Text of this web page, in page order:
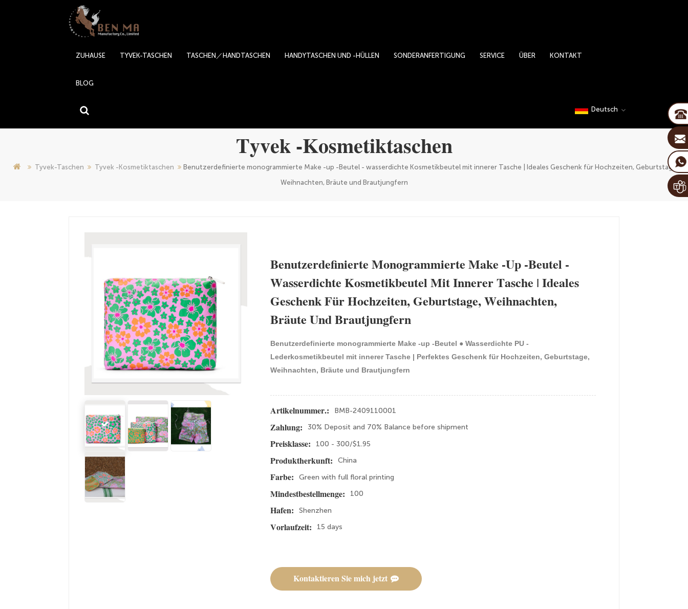
ZUHAUSE TYVEK-TASCHEN TASCHEN／HANDTASCHEN HANDYTASCHEN UND -HÜLLEN SONDERANFERTIGUNG SERVICE ÜBER KONTAKT
BLOG
Deutsch
Tyvek -Kosmetiktaschen
Tyvek-Taschen Tyvek -Kosmetiktaschen
Benutzerdefinierte monogrammierte Make -up -Beutel - wasserdichte Kosmetikbeutel mit innerer Tasche | Ideales Geschenk für Hochzeiten, Geburtstage,
Weihnachten, Bräute und Brautjungfern
Benutzerdefinierte Monogrammierte Make -up -Beutel -
Wasserdichte Kosmetikbeutel Mit Innerer Tasche | Ideales
Geschenk Für Hochzeiten, Geburtstage, Weihnachten,
Bräute Und Brautjungfern
Benutzerdefinierte monogrammierte Make -up -Beutel ● Wasserdichte PU -
Lederkosmetikbeutel mit innerer Tasche | Perfektes Geschenk für Hochzeiten, Geburtstage,
Weihnachten, Bräute und Brautjungfern
Artikelnummer.:
BMB-2409110001
Zahlung:
30% Deposit and 70% Balance before shipment
Preisklasse:
100 - 300/$1.95
Produktherkunft:
China
Farbe:
Green with full floral printing
Mindestbestellmenge:
100
Hafen:
Shenzhen
Vorlaufzeit:
15 days
Kontaktieren Sie mich jetzt